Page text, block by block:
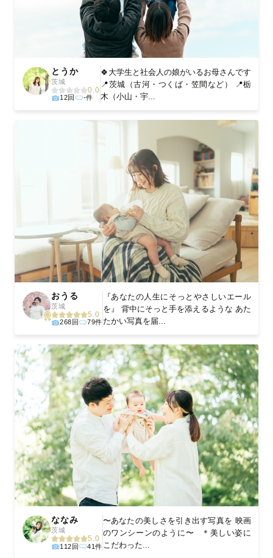
とうか
茨城
0.0
12回 -件
🍀大学生と社会人の娘がいるお母さんです
📍茨城（古河・つくば・笠間など） 📍栃
木（小山・宇...
おうる
茨城
5.0
268回 79件
『あなたの人生にそっとやさしいエール
を』 背中にそっと手を添えるような あた
たかい写真を届...
ななみ
茨城
5.0
112回 41件
〜あなたの美しさを引き出す写真を 映画
のワンシーンのように〜 ＊美しい姿に
こだわった...